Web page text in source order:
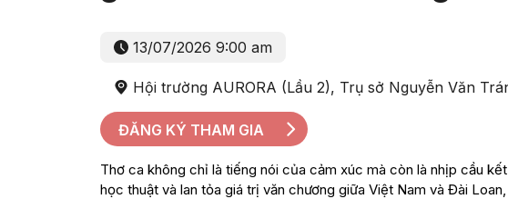
13/07/2026 9:00 am
Hội trường AURORA (Lầu 2), Trụ sở Nguyễn Văn
ĐĂNG KÝ THAM GIA
Thơ ca không chỉ là tiếng nói của cảm xúc mà còn là nhịp cầu
học thuật và lan tỏa giá trị văn chương giữa Việt Nam và Đài Loan,